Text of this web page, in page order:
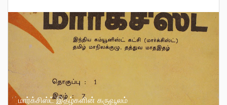
மார்க்சிஸ்ட் இதழ்களின் கருவூலம்